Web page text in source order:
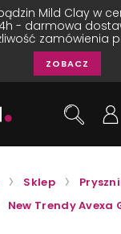
Mild Clay w
- darmowa
zamówienia
ZOBACZ
Sklep
New Trendy Avexa